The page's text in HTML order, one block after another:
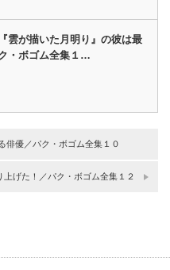
雲が描いた月明り』の彼は最
・ボゴム全集１…
俳優／パク・ボゴム全集１０
げた！／パク・ボゴム全集１２